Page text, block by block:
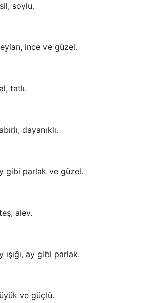
soylu.
ince ve güzel.
tatlı.
dayanıklı.
gibi parlak ve güzel.
alev.
ışığı, ay gibi parlak.
ve güçlü.